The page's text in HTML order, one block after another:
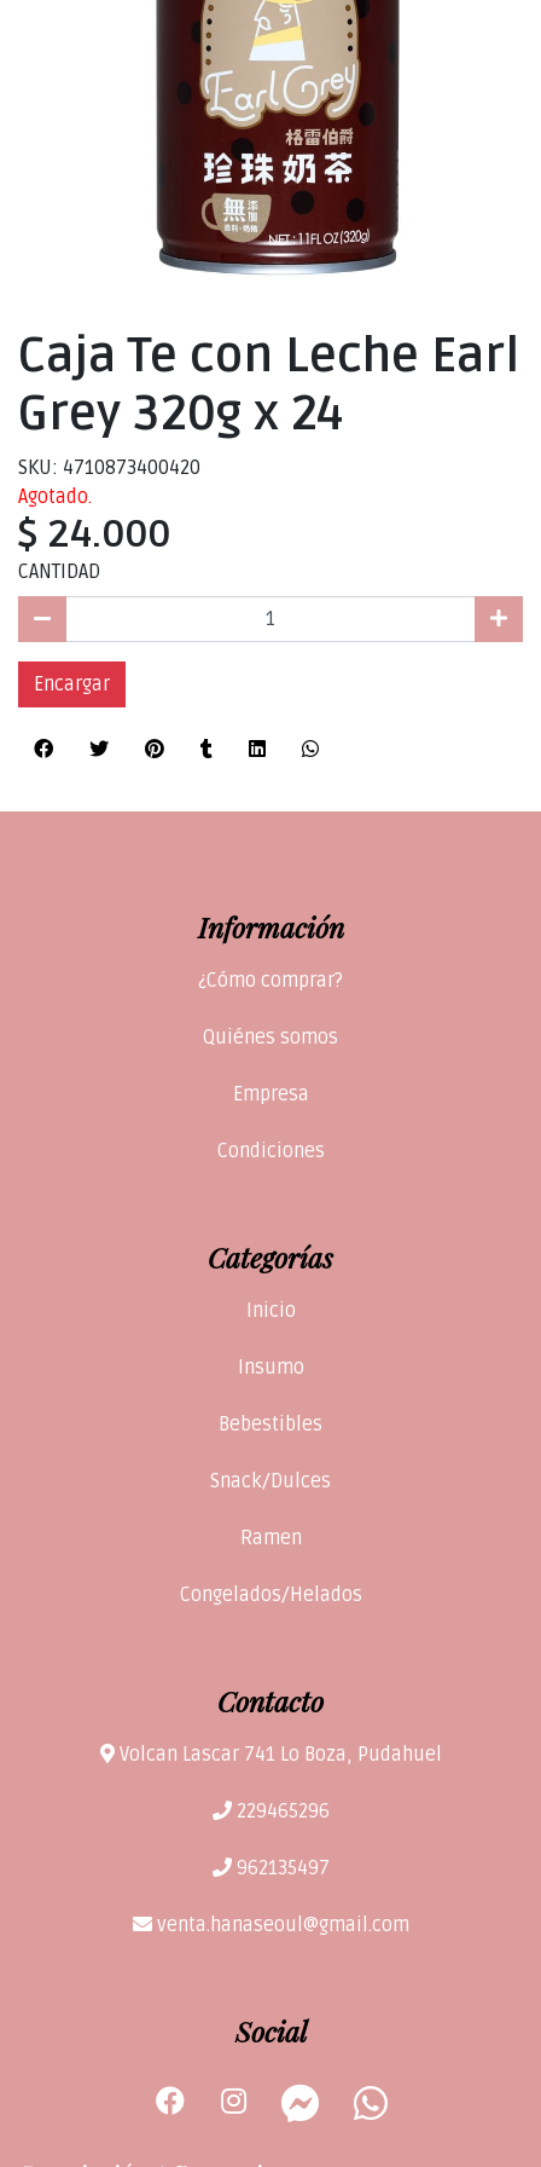
Caja Te con Leche Earl
Grey 320g x 24
SKU: 4710873400420
Agotado.
$ 24.000
CANTIDAD
Encargar
Información
¿Cómo comprar?
Quiénes somos
Empresa
Condiciones
Categorías
Inicio
Insumo
Bebestibles
Snack/Dulces
Ramen
Congelados/Helados
Contacto
Volcan Lascar 741 Lo Boza, Pudahuel
229465296
962135497
venta.hanaseoul@gmail.com
Social